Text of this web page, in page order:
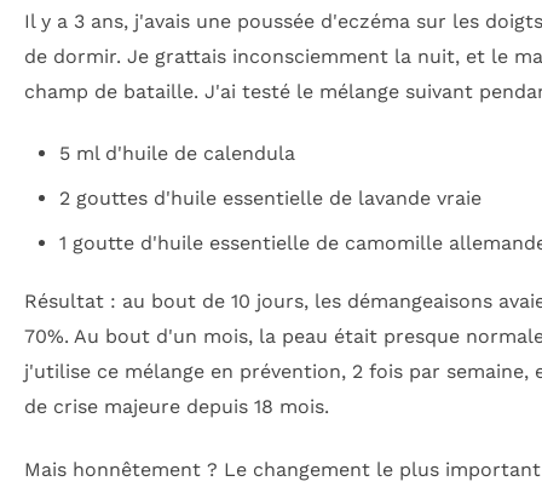
Il y a 3 ans, j'avais une poussée d'eczéma sur les
de dormir. Je grattais inconsciemment la nuit, et le
champ de bataille. J'ai testé le mélange suivant
5 ml d'huile de calendula
2 gouttes d'huile essentielle de lavande vraie
1 goutte d'huile essentielle de camomille
Résultat : au bout de 10 jours, les démangeaisons
70%. Au bout d'un mois, la peau était presque
j'utilise ce mélange en prévention, 2 fois par semaine,
de crise majeure depuis 18 mois.
Mais honnêtement ? Le changement le plus